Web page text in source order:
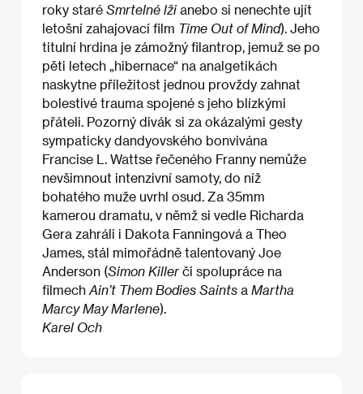
roky staré Smrtelné lži anebo si nenechte ujít
letošní zahajovací film Time Out of Mind). Jeho
titulní hrdina je zámožný filantrop, jemuž se po
pěti letech „hibernace“ na analgetikách
naskytne příležitost jednou provždy zahnat
bolestivé trauma spojené s jeho blízkými
přáteli. Pozorný divák si za okázalými gesty
sympaticky dandyovského bonvivána
Francise L. Wattse řečeného Franny nemůže
nevšimnout intenzivní samoty, do níž
bohatého muže uvrhl osud. Za 35mm
kamerou dramatu, v němž si vedle Richarda
Gera zahráli i Dakota Fanningová a Theo
James, stál mimořádně talentovaný Joe
Anderson (Simon Killerči spolupráce na
filmech Ain’t Them Bodies Saints a Martha
Marcy May Marlene).
Karel Och